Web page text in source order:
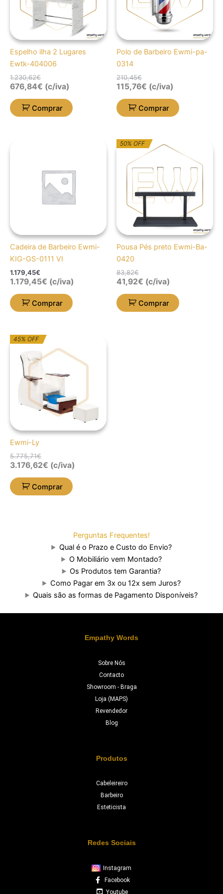
Espelho ilha 2 Lugares
Ewtk-404006
1.230,62€
676,84€ (c/iva)
Comprar
Polo de Barbeiro Ewmi-pa-
0314
210,45€
115,76€ (c/iva)
Comprar
Cadeira de Barbeiro Ewmi-
KIG-GS-0111 VI
1.179,45€
1.179,45€ (c/iva)
Comprar
50% OFF
Pousa Pés preto Ewmi-Ba-
0420
83,82€
O
preço
original
era:
83,82€.
O
preço
atual
é:
41,92€.
41,92€ (c/iva)
Comprar
45% OFF
Ewmi-Ly
5.775,71€
O
preço
original
era:
O
preço
atual
é:
3.176,62€ (c/iva)
Comprar
Perguntas Frequentes!
Qual é o Prazo e Custo do Envio?
O Mobiliário vem Montado?
Os Produtos tem Garantia?
Como Pagar em 3x ou 12x sem Juros?
Quais são as formas de Pagamento Disponíveis?
Empathy Words
Sobre Nós
Contacto
Showroom - Braga
Loja (MAPS)
Revendedor
Blog
Produtos
Cabeleireiro
Barbeiro
Esteticista
Redes Sociais
Instagram
Facebook
Youtube